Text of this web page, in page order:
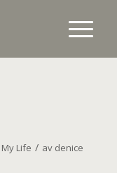
My Life / av denice